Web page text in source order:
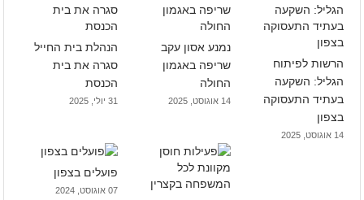
הרשות לפיתוח
הגליל: השקעה
בעתיד התעסוקה
בצפון
14 אוגוסט, 2025
נמנע אסון עקב
שריפה באגמון
החולה
14 אוגוסט, 2025
הנהלת בית החייל
סגרה את בית
הכנסת
31 יולי, 2025
פועלים בצפון
07 אוגוסט, 2024